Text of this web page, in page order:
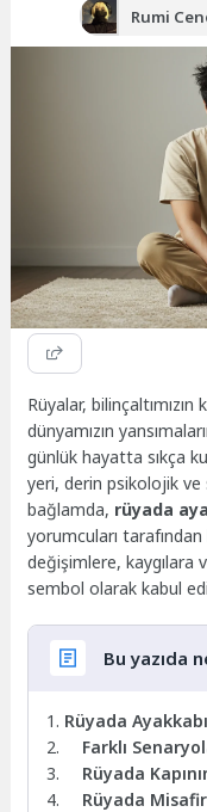
Rumi
Rüyalar, bilinçaltımızın
dünyamızın
günlük hayatta sıkça
yeri, derin psikolojik ve
bağlamda, rüyada
yorumcuları
değişimlere, kaygılara
sembol olarak kabul
Bu yazıda
Rüyada
Farklı
Rüyada
Rüyada